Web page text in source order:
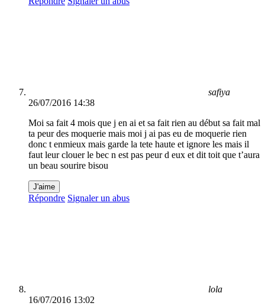
safiya
26/07/2016 14:38
Moi sa fait 4 mois que j en ai et sa fait rien au début sa fait mal
ta peur des moquerie mais moi j ai pas eu de moquerie rien
donc t enmieux mais garde la tete haute et ignore les mais il
faut leur clouer le bec n est pas peur d eux et dit toit que t’aura
un beau sourire bisou
J'aime
Répondre Signaler un abus
lola
16/07/2016 13:02